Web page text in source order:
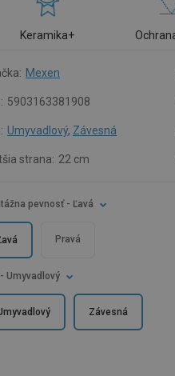
Keramika+
Mexen
5903163381908
Umyvadlový, Závesná
strana: 22 cm
- Umyvadlový
Závesná
pevnosť- Ľavá
Pravá